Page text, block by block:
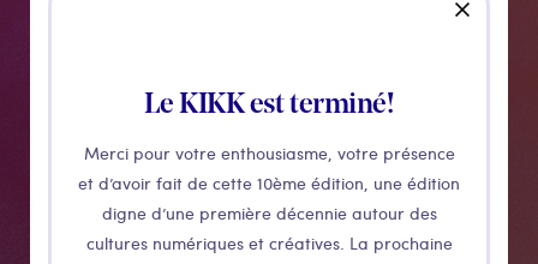
Le KIKK est terminé!
Merci pour votre enthousiasme, votre présence
et d’avoir fait de cette 10ème édition, une édition
digne d’une première décennie autour des
cultures numériques et créatives. La prochaine
close